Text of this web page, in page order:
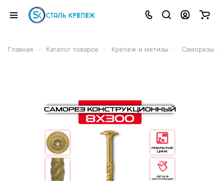
Главная Каталог товаров Крепеж и метизы Саморезы